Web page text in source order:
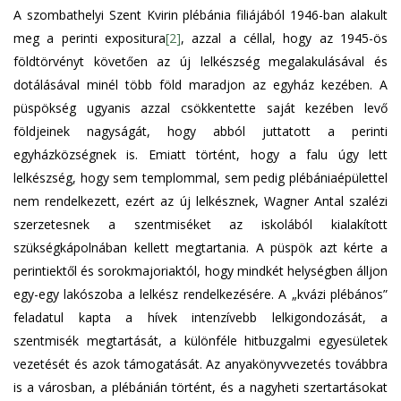
A szombathelyi Szent Kvirin plébánia filiájából 1946-ban alakult
meg a perinti expositura[2], azzal a céllal, hogy az 1945-ös
földtörvényt követően az új lelkészség megalakulásával és
dotálásával minél több föld maradjon az egyház kezében. A
püspökség ugyanis azzal csökkentette saját kezében levő
földjeinek nagyságát, hogy abból juttatott a perinti
egyházközségnek is. Emiatt történt, hogy a falu úgy lett
lelkészség, hogy sem templommal, sem pedig plébániaépülettel
nem rendelkezett, ezért az új lelkésznek, Wagner Antal szalézi
szerzetesnek a szentmiséket az iskolából kialakított
szükségkápolnában kellett megtartania. A püspök azt kérte a
perintiektől és sorokmajoriaktól, hogy mindkét helységben álljon
egy-egy lakószoba a lelkész rendelkezésére. A „kvázi plébános”
feladatul kapta a hívek intenzívebb lelkigondozását, a
szentmisék megtartását, a különféle hitbuzgalmi egyesületek
vezetését és azok támogatását. Az anyakönyvvezetés továbbra
is a városban, a plébánián történt, és a nagyheti szertartásokat